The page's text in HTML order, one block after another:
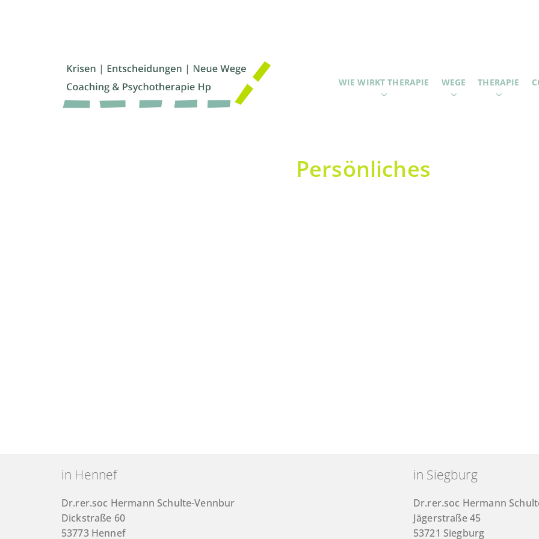
WIE WIRKT THERAPIE WEGE THERAPIE
Persönliches
in Hennef
Dr.rer.soc Hermann Schulte-Vennbur
Dickstraße 60
53773 Hennef
in Siegburg
Dr.rer.soc Hermann
Jägerstraße 45
53721 Siegburg